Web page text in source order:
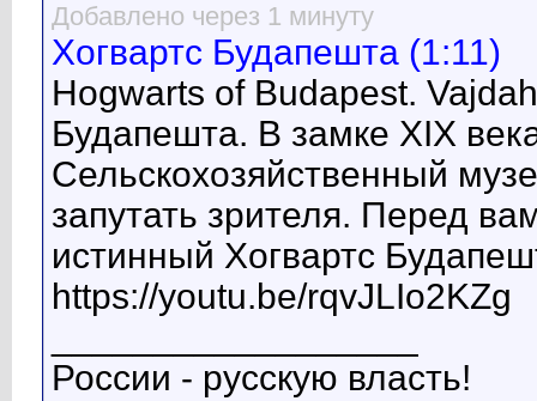
Добавлено через 1 минуту
Хогвартс Будапешта (1:11)
Hogwarts of Budapest.
Будапешта. В замке XIX
Сельскохозяйственный
запутать зрителя. Перед
истинный Хогвартс
https://youtu.be/rqvJLIo2KZg
России - русскую власть!